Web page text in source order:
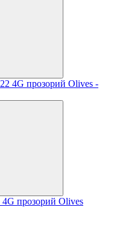
4G прозорий Olives